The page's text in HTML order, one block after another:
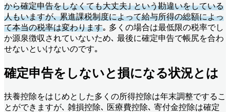
から確定申告をしなくても大丈夫｣ という勘違いをしている
人もいますが､ 累進課税制度によって給与所得の総額によっ
て本当の税率は変わります｡ 多くの場合は最低限の税率でし
か源泉徴収されていないため､ 最後に確定申告で帳尻を合わ
せないといけないのです｡
確定申告をしないと損になる状況とは
扶養控除をはじめとした多くの所得控除は年末調整でするこ
とができますが､ 雑損控除､ 医療費控除､ 寄付金控除は確定